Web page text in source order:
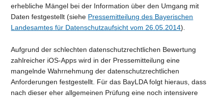
erhebliche Mängel bei der Information über den Umgang mit
Daten festgestellt (siehe Pressemitteilung des Bayerischen
Landesamtes für Datenschutzaufsicht vom 26.05.2014).
Aufgrund der schlechten datenschutzrechtlichen Bewertung
zahlreicher iOS-Apps wird in der Pressemitteilung eine
mangelnde Wahrnehmung der datenschutzrechtlichen
Anforderungen festgestellt. Für das BayLDA folgt hieraus, dass
nach dieser eher allgemeinen Prüfung eine noch intensivere